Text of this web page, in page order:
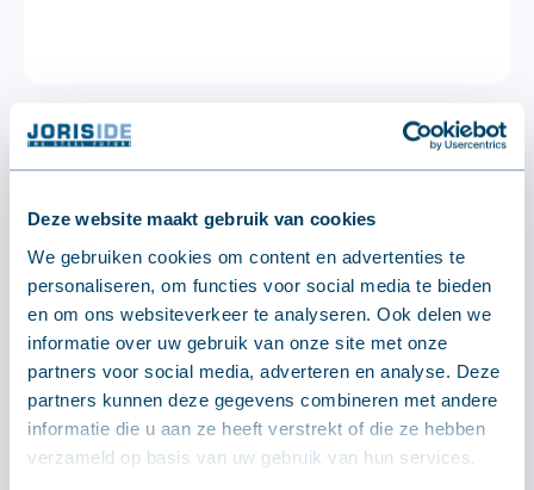
Deze website maakt gebruik van cookies
We gebruiken cookies om content en advertenties te
personaliseren, om functies voor social media te bieden
en om ons websiteverkeer te analyseren. Ook delen we
informatie over uw gebruik van onze site met onze
partners voor social media, adverteren en analyse. Deze
partners kunnen deze gegevens combineren met andere
informatie die u aan ze heeft verstrekt of die ze hebben
verzameld op basis van uw gebruik van hun services.
isolatiedikte gewenst?
Neem contact op via mail.
Op onze webshop bieden wij enkel onze
stockproducten aan!
Stuur ons een bericht